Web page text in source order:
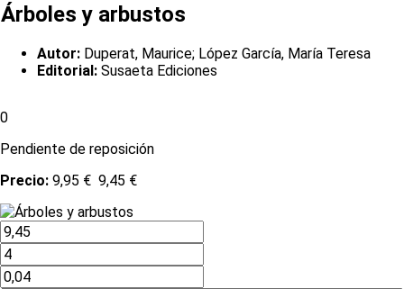
Árboles y arbustos
Autor: Duperat, Maurice; López García, María Teresa
Editorial: Susaeta Ediciones
0
Pendiente de reposición
Precio: 9,95 € 9,45 €